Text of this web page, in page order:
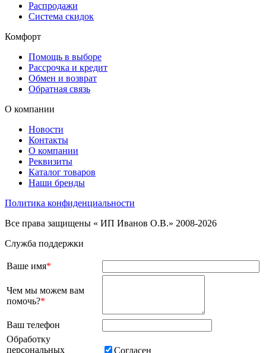
Распродажи
Система скидок
Комфорт
Помощь в выборе
Рассрочка и кредит
Обмен и возврат
Обратная связь
О компании
Новости
Контакты
О компании
Реквизиты
Каталог товаров
Наши бренды
Политика конфиденциальности
Все права защищены « ИП Иванов О.В.» 2008-2026
Служба поддержки
Ваше имя*
Чем мы можем вам
помочь?*
Ваш телефон
Обработку
персональных
Согласен